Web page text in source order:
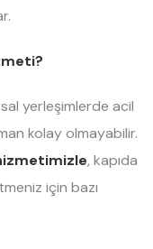
yerleşimlerde acil
kolay olmayabilir.
, kapıda
için bazı